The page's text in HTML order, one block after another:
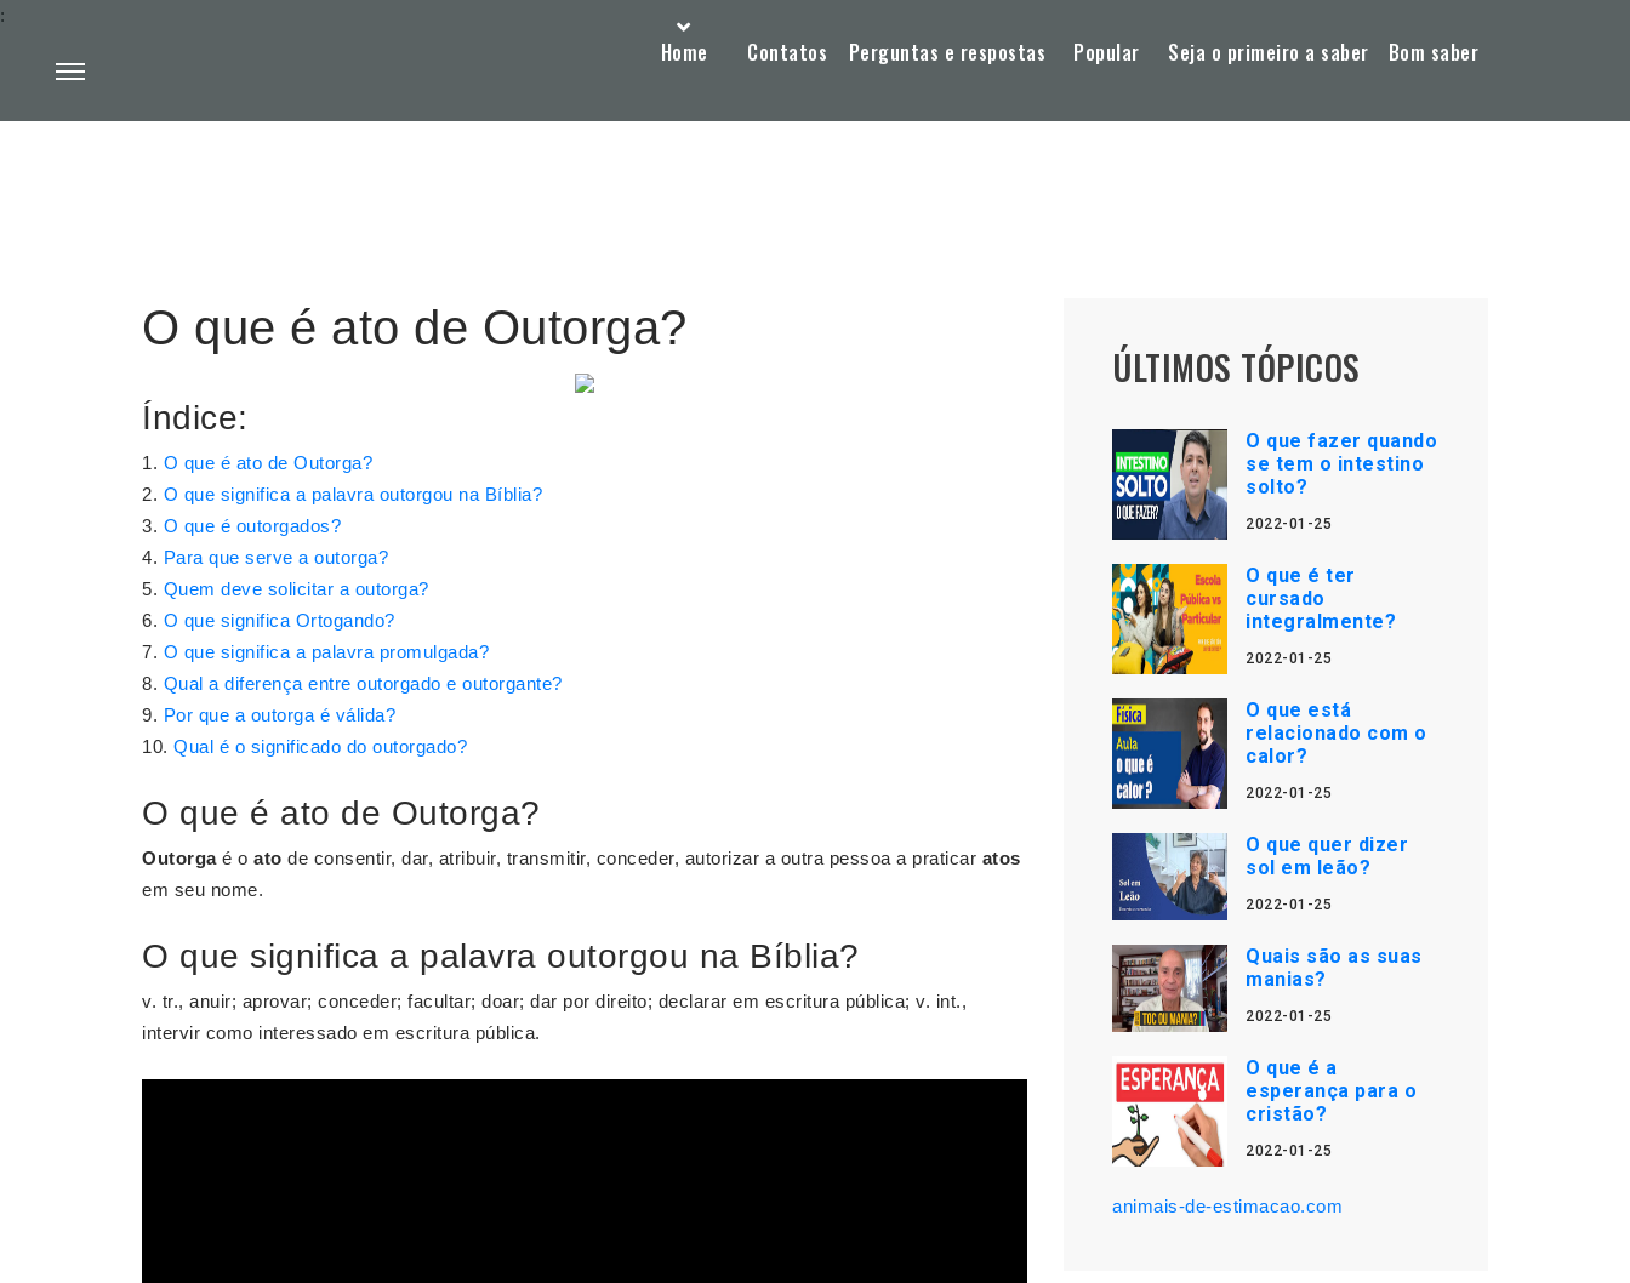
Home Contatos Perguntas e respostas Popular Seja o primeiro a saber Bom saber
:
O que é ato de Outorga?
Índice:
O que é ato de Outorga?
O que significa a palavra outorgou na Bíblia?
O que é outorgados?
Para que serve a outorga?
Quem deve solicitar a outorga?
O que significa Ortogando?
O que significa a palavra promulgada?
Qual a diferença entre outorgado e outorgante?
Por que a outorga é válida?
Qual é o significado do outorgado?
O que é ato de Outorga?
Outorgaé o ato de consentir, dar, atribuir, transmitir, conceder, autorizar a outra pessoa a praticar atos
em seu nome.
O que significa a palavra outorgou na Bíblia?
v. tr., anuir; aprovar; conceder; facultar; doar; dar por direito; declarar em escritura pública; v. int.,
intervir como interessado em escritura pública.
ÚLTIMOS TÓPICOS
O que fazer quando
se tem o intestino
solto?
2022-01-25
O que é ter
cursado
integralmente?
2022-01-25
O que está
relacionado com o
calor?
2022-01-25
O que quer dizer
sol em leão?
2022-01-25
Quais são as suas
manias?
2022-01-25
O que é a
esperança para o
cristão?
2022-01-25
animais-de-estimacao.com